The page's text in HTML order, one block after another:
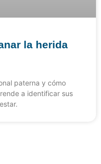
la herida
paterna y cómo
a identificar sus